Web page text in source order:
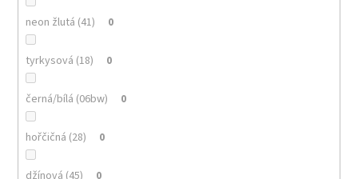
neon žlutá (41) 0
tyrkysová (18) 0
černá/bílá (06bw) 0
hořčičná (28) 0
džínová (45) 0